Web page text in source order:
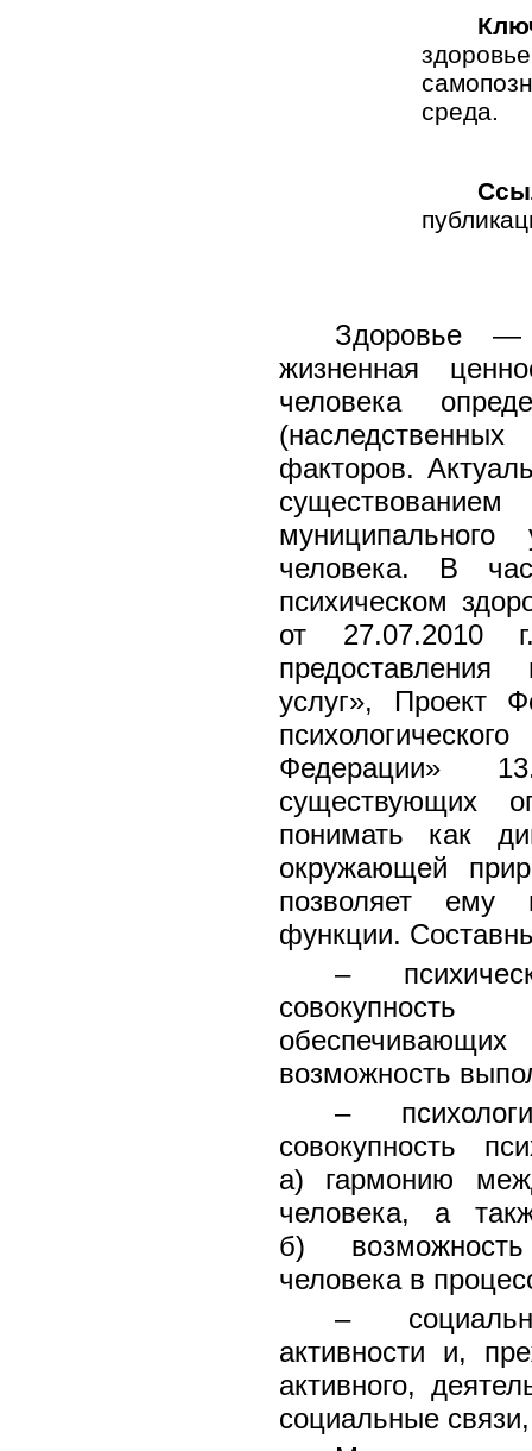
среда.
Здоровье —
жизненная
человека
факторов.
человека. В
психическом
от
услуг», Проект
Федерации»
существующих
понимать как
окружающей
позволяет ему
функции.
–
возможность
–
совокупность
а) гармонию
человека, а
б) возможность
человека в
–
активности и,
активного,
социальные